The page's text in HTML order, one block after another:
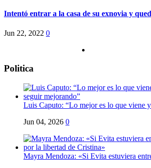
Intentó entrar a la casa de su exnovia y
Jun 22, 2022 0
Politica
Luis Caputo: “Lo mejor es lo que viene
Jun 04, 2026 0
Mayra Mendoza: «Si Evita estuviera